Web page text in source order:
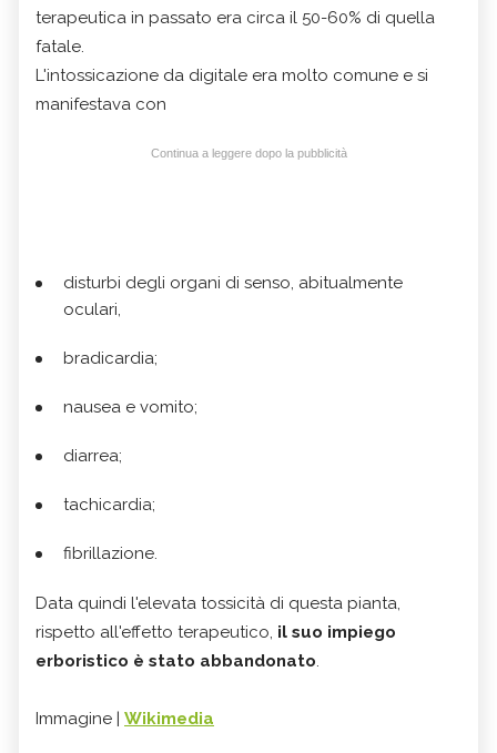
terapeutica in passato era circa il 50-60% di quella
fatale.
L'intossicazione da digitale era molto comune e si
manifestava con
Continua a leggere dopo la pubblicità
disturbi degli organi di senso, abitualmente
oculari,
bradicardia;
nausea e vomito;
diarrea;
tachicardia;
fibrillazione.
Data quindi l'elevata tossicità di questa pianta,
rispetto all'effetto terapeutico, il suo impiego
erboristico è stato abbandonato.
Immagine | Wikimedia